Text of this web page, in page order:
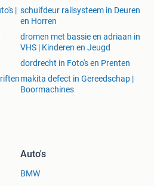
| schuifdeur railsysteem in Deuren
en Horren
dromen met bassie en adriaan in
VHS | Kinderen en Jeugd
dordrecht in Foto's en Prenten
makita defect in Gereedschap |
Boormachines
Auto's
BMW